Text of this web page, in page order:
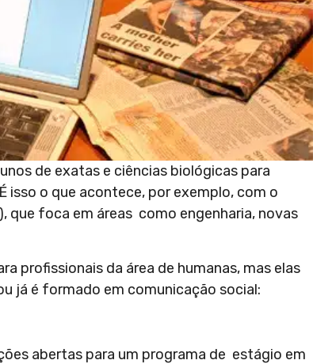
de exatas e ciências biológicas para
isso o que acontece, por exemplo, com o
que foca em áreas como engenharia, novas
profissionais da área de humanas, mas elas
já é formado em comunicação social:
abertas para um programa de estágio em